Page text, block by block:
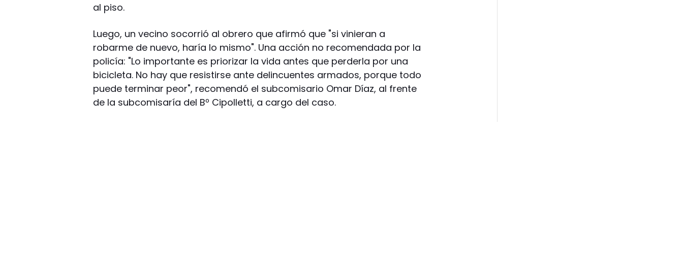
al piso.
Luego, un vecino socorrió al obrero que afirmó que "si vinieran a
robarme de nuevo, haría lo mismo". Una acción no recomendada por la
policía: "Lo importante es priorizar la vida antes que perderla por una
bicicleta. No hay que resistirse ante delincuentes armados, porque todo
puede terminar peor", recomendó el subcomisario Omar Díaz, al frente
de la subcomisaría del Bº Cipolletti, a cargo del caso.